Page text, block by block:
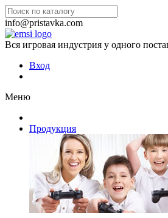
info@pristavka.com
Вся игровая индустрия у одного
Вход
Меню
Продукция